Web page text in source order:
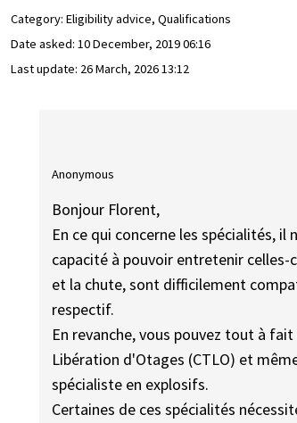
Category: Eligibility advice, Qualifications
Date asked: 10 December, 2019 06:16
Last update: 26 March, 2026 13:12
Anonymous
Bonjour Florent,
En ce qui concerne les spécialités,
capacité à pouvoir entretenir
et la chute, sont difficilement
respectif.
En revanche, vous pouvez tout à
Libération d'Otages (CTLO) et
spécialiste en explosifs.
Certaines de ces spécialités